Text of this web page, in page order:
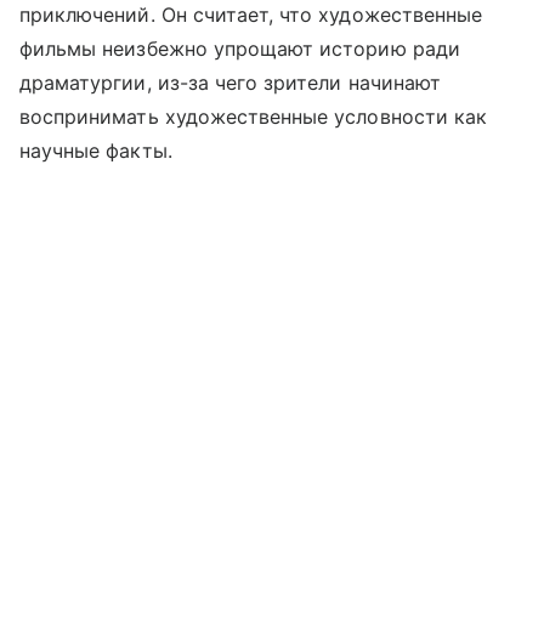
приключений. Он считает, что художественные
фильмы неизбежно упрощают историю ради
драматургии, из-за чего зрители начинают
воспринимать художественные условности как
научные факты.